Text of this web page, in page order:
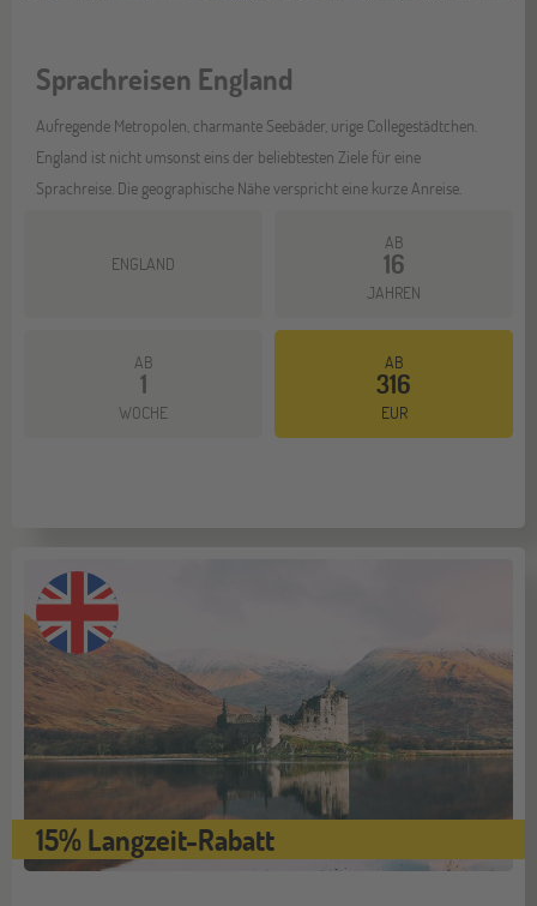
Sprachreisen England
Aufregende Metropolen, charmante Seebäder, urige Collegestädtchen.
England ist nicht umsonst eins der beliebtesten Ziele für eine
Sprachreise. Die geographische Nähe verspricht eine kurze Anreise.
ENGLAND
AB
16
JAHREN
AB
1
WOCHE
AB
316
EUR
15% Langzeit-Rabatt